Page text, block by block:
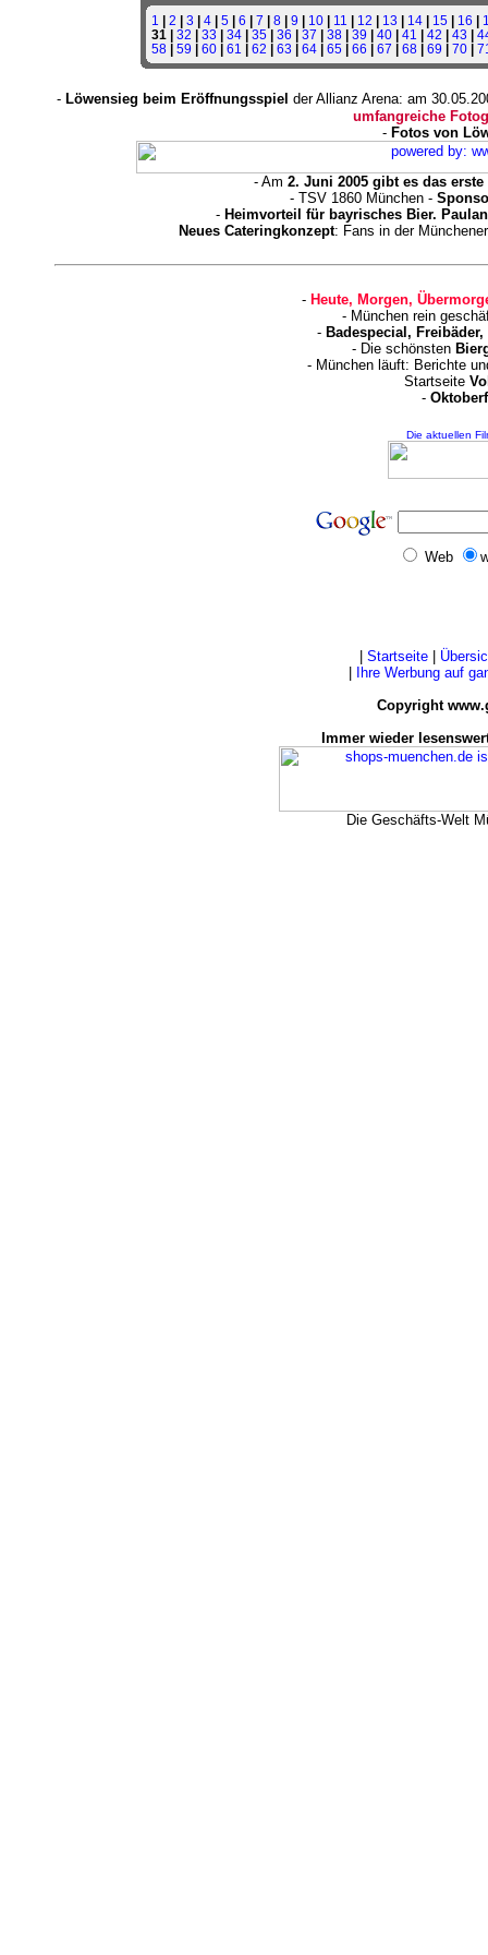
1 | 2 | 3 | 4| 5| 6 | 7 | 8| 9 | 10| 11 | 12 | 13 | 14| 15| 16 |
31 | 32 | 33 | 34| 35| 36 | 37 | 38| 39 | 40| 41 | 42 | 43 |
58| 59 | 60| 61 | 62 | 63 | 64| 65| 66 | 67 | 68| 69 | 70|
- Löwensieg beim Eröffnungsspiel der Allianz Arena: am
umfangreiche
- Fotos von
- Am 2. Juni 2005 gibt es das
- TSV 1860 München -
- Heimvorteil für bayrisches Bier.
Neues Cateringkonzept: Fans in der
- Heute, Morgen,
- München rein
- Badespecial,
- Die schönsten
- München läuft: Berichte
Startseite
-
Die aktuellen
Web
Startseite
Ihre Werbung auf
Copyright
Immer wieder
Die Geschäfts-Welt